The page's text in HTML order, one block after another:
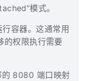
模式。
容器。这通常用
的权限执行需要
的 8080 端口映射